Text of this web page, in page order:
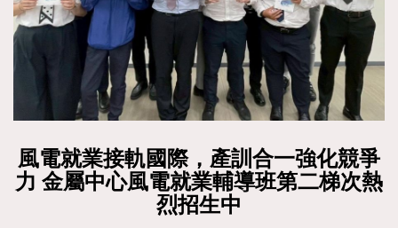
風電就業接軌國際，產訓合一強化競爭
力 金屬中心風電就業輔導班第二梯次熱
烈招生中